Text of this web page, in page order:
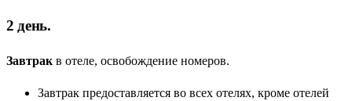
2 день.
Завтрак в отеле, освобождение номеров.
Завтрак предоставляется во всех отелях, кроме отелей